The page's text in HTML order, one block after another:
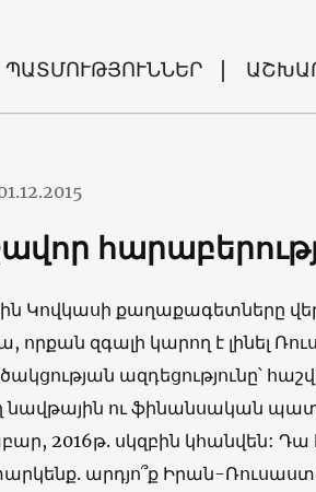
ՊԱՏՄՈՒԹՅՈՒՆՆԵՐ
Կովկասի քաղաքագետները
որքան զգալի կարող է լինել
ազդեցությունը՝
նավթային ու ֆինանսական
2016թ. սկզբին կհանվեն:
արդյո՞ք Իրան-